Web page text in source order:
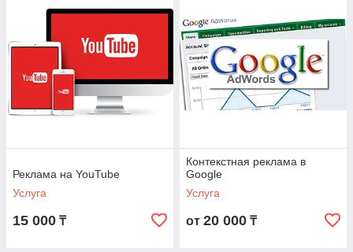
Реклама на YouTube
Услуга
15 000 ₸
Контекстная реклама в
Google
Услуга
от 20 000 ₸